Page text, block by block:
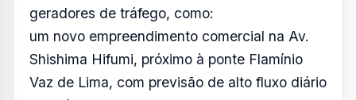
geradores de tráfego, como:
um novo empreendimento comercial na Av.
Shishima Hifumi, próximo à ponte Flamínio
Vaz de Lima, com previsão de alto fluxo diário